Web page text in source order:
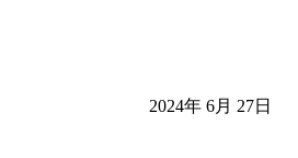
2024年 6月 27日